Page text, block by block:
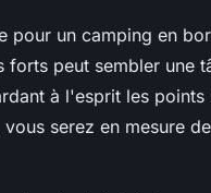
pour un camping en
forts peut sembler une
à l'esprit les points
serez en mesure